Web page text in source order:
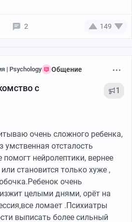
органов (печени, почек) и
холестерин).
и другие нарушения.
Оценивают состояние
различных инфекций.
работы эндокринной системы.
необходима правильная
влияет на результаты
зависит от соблюдения
врача.
2 149
| Psychology Общение
с
1
очень сложного ребенка,
умственная отсталость
помогт нейролептики, вернее
становится только хуже ,
очень
целыми днями, орёт на
ломает .Психиатры
выписать более сильный